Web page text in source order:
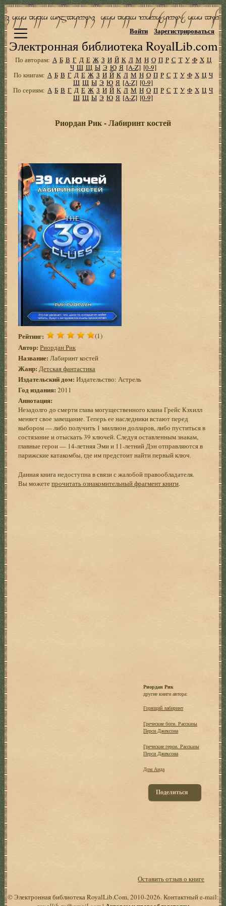
Электронная библиотека RoyalLib.com
Войти Зарегистрироваться
По авторам: А Б В Г Д Е Ж З И Й К Л М Н О П Р С Т У Ф Х Ц
Ч Ш Щ Ы Э Ю Я [A-Z] [0-9]
По книгам: А Б В Г Д Е Ж З И Й К Л М Н О П Р С Т У Ф Х Ц Ч
Ш Щ Ы Э Ю Я [A-Z] [0-9]
По сериям: А Б В Г Д Е Ж З И Й К Л М Н О П Р С Т У Ф Х Ц Ч
Ш Щ Ы Э Ю Я [A-Z] [0-9]
Риордан Рик - Лабиринт костей
Рейтинг: (1)
Автор: Риордан Рик
Название: Лабиринт костей
Жанр: Детская фантастика
Издательский дом: Издательство: Астрель
Год издания: 2011
Аннотация:
Незадолго до смерти глава могущественного клана Грейс Кэхилл
меняет свое завещание. Теперь ее наследники встают перед
выбором — либо получить 1 миллион долларов, либо пуститься в
состязание и отыскать 39 ключей. Следуя оставленным знакам,
главные герои — 14-летняя Эми и 11-летний Дэн отправляются в
парижские катакомбы, где им предстоит найти первый ключ.
Данная книга недоступна в связи с жалобой правообладателя.
Вы можетепрочитать ознакомительный фрагмент книги.
Риордан Рик
другие книги автора:
Горящий лабиринт
Греческие боги. Рассказы
Перси Джексона
Греческие герои. Рассказы
Перси Джексона
Дом Аида
Поделиться
Оставить отзыв о книге
© Электронная библиотека RoyalLib.Com, 2010-2026. Контактный e-mail: